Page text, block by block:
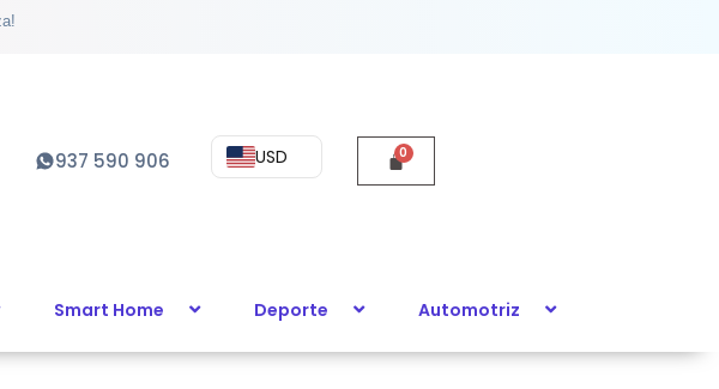
937 590 906 USD
Smart Home Deporte Automotriz
Medium